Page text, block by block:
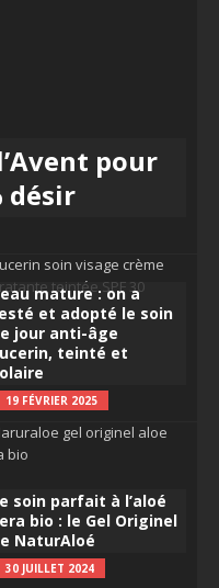
pour
désir
mature : on a
et adopté le soin
jour anti-âge
teinté et
19 FÉVRIER 2025
soin parfait à l’aloé
bio : le Gel Originel
NaturAloé
30 JUILLET 2024